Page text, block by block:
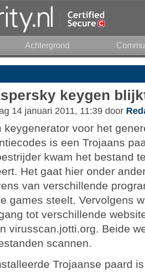
Achtergrond
keygen
14 januari 2011, 11:39 door
keygenerator voor het
is een Trojaans
kwam het bestand
Het gaat hier onder
van verschillende
games steelt. Vervolgens
tot verschillende
virusscan.jotti.org. Beide
scannen.
Trojaanse paard